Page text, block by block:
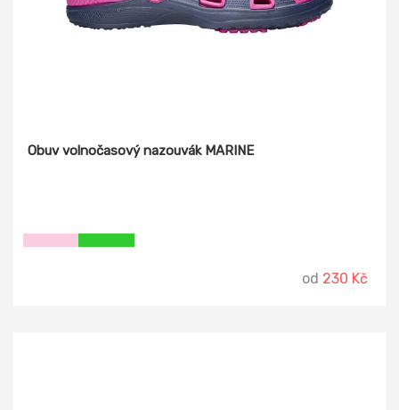
Obuv volnočasový nazouvák MARINE
od 230 Kč